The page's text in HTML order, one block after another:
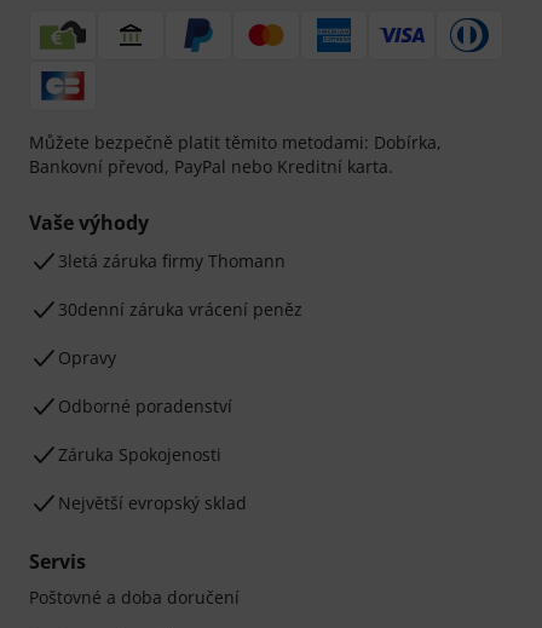
Můžete bezpečně platit těmito metodami: Dobírka,
Bankovní převod, PayPal nebo Kreditní karta.
Vaše výhody
3letá záruka firmy Thomann
30denní záruka vrácení peněz
Opravy
Odborné poradenství
Záruka Spokojenosti
Největší evropský sklad
Servis
Poštovné a doba doručení